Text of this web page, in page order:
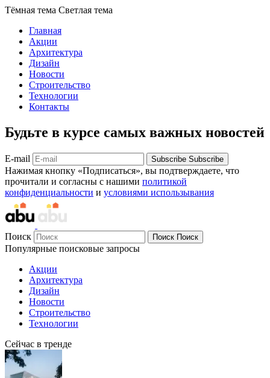
Тёмная тема Светлая тема
Главная
Акции
Архитектура
Дизайн
Новости
Строительство
Технологии
Контакты
Будьте в курсе самых важных новостей
E-mail Subscribe Subscribe
Нажимая кнопку «Подписаться», вы подтверждаете, что
прочитали и согласны с нашими политикой
конфиденциальности и условиями использывания
Поиск Поиск Поиск
Популярные поисковые запросы
Акции
Архитектура
Дизайн
Новости
Строительство
Технологии
Сейчас в тренде